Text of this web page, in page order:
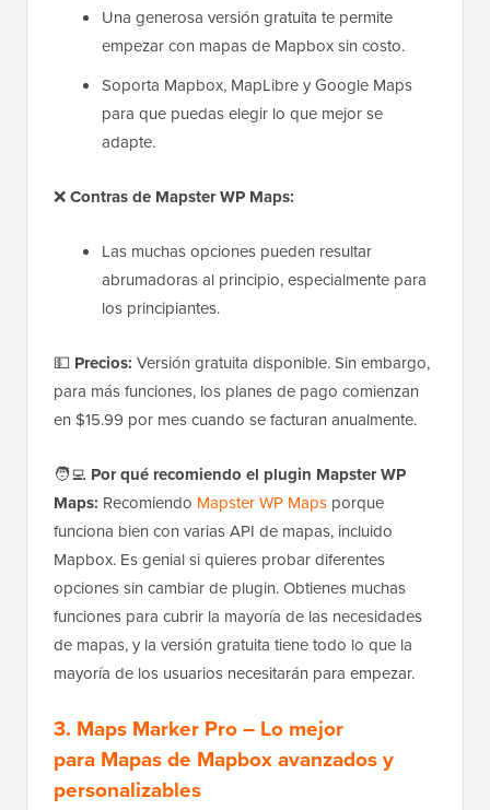
Una generosa versión gratuita te permite
empezar con mapas de Mapbox sin costo.
Soporta Mapbox, MapLibre y Google Maps
para que puedas elegir lo que mejor se
adapte.
❌Contras de Mapster WP Maps:
Las muchas opciones pueden resultar
abrumadoras al principio, especialmente para
los principiantes.
💵 Precios: Versión gratuita disponible. Sin embargo,
para más funciones, los planes de pago comienzan
en $15.99 por mes cuando se facturan anualmente.
🧑‍💻 Por qué recomiendo el plugin Mapster WP
Maps: Recomiendo Mapster WP Maps porque
funciona bien con varias API de mapas, incluido
Mapbox. Es genial si quieres probar diferentes
opciones sin cambiar de plugin. Obtienes muchas
funciones para cubrir la mayoría de las necesidades
de mapas, y la versión gratuita tiene todo lo que la
mayoría de los usuarios necesitarán para empezar.
3. Maps Marker Pro– Lo mejor
para Mapas de Mapbox avanzados y
personalizables